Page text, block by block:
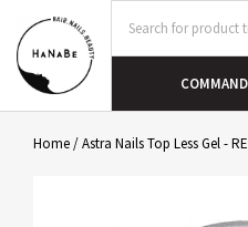
Home/Astra Nails Top Less Gel -